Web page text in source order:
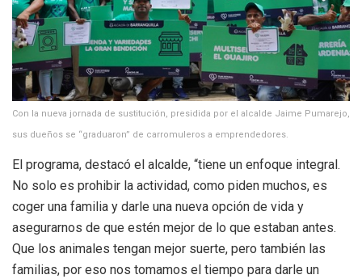
Con la nueva jornada de sustitución, presidida por el alcalde Jaime Pumarejo,
sus dueños se “graduaron” de carromuleros a emprendedores.
El programa, destacó el alcalde, “tiene un enfoque integral.
No solo es prohibir la actividad, como piden muchos, es
coger una familia y darle una nueva opción de vida y
asegurarnos de que estén mejor de lo que estaban antes.
Que los animales tengan mejor suerte, pero también las
familias, por eso nos tomamos el tiempo para darle un